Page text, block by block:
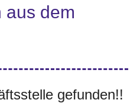
aus dem
gefunden!!